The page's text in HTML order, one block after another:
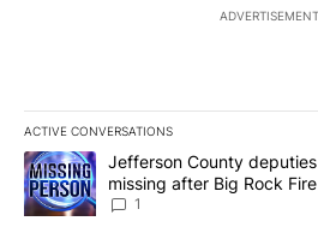
ADVERTISEMENT
ACTIVE CONVERSATIONS
The following is a list of the most
A trending article titled "Jefferson
Jefferson County
missing after Big Rock
News 8
1